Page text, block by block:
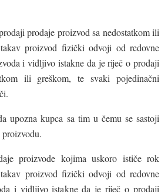
prodaje proizvod sa nedostatkom ili
proizvod fizički odvoji od redovne
i vidljivo istakne da je riječ o prodaji
ili greškom, te svaki pojedinačni
upozna kupca sa tim u čemu se sastoji
proizvodu.
proizvode kojima uskoro ističe rok
proizvod fizički odvoji od redovne
i vidljivo istakne da je riječ o prodaji